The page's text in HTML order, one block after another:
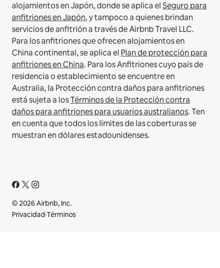
alojamientos en Japón, donde se aplica elSeguro para
anfitriones en Japón, y tampoco a quienes brindan
servicios de anfitrión a través de Airbnb Travel LLC.
Para los anfitriones que ofrecen alojamientos en
China continental, se aplica el Plan de protección para
anfitriones en China. Para los Anfitriones cuyo país de
residencia o establecimiento se encuentre en
Australia, la Protección contra daños para anfitriones
está sujeta a losTérminos de la Protección contra
daños para anfitriones para usuarios australianos. Ten
en cuenta que todos los límites de las coberturas se
muestran en dólares estadounidenses.
© 2026 Airbnb, Inc.
Privacidad·Términos